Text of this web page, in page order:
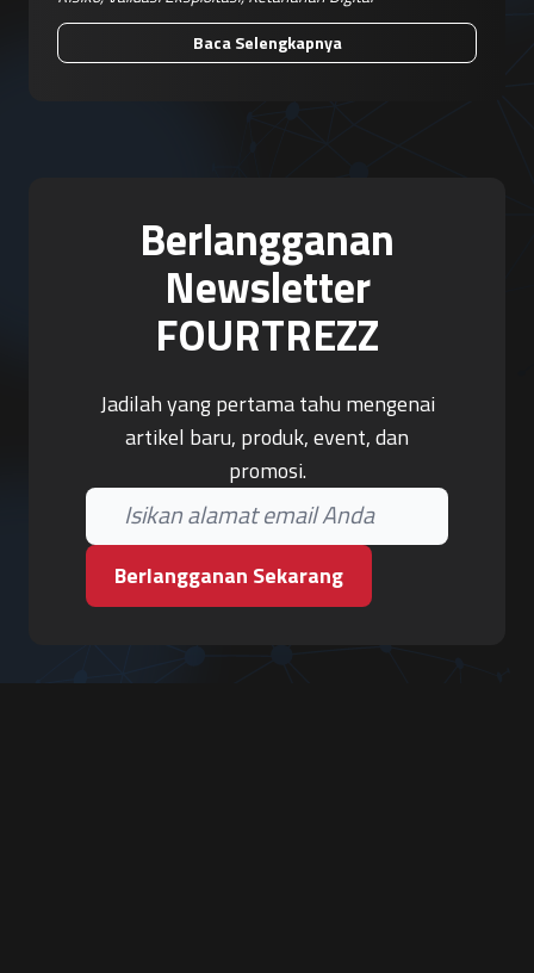
Baca Selengkapnya
Berlangganan
Newsletter
FOURTREZZ
Jadilah yang pertama tahu mengenai
artikel baru, produk, event, dan
promosi.
Berlangganan Sekarang